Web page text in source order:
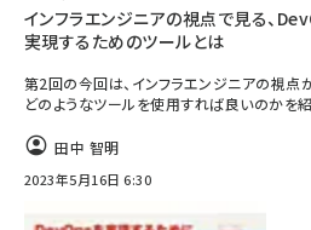
インフラエンジニアの視点で見る、
実現するためのツールとは
第2回の今回は、インフラエンジニアの視点
どのようなツールを使用すれば良いのかを紹
田中 智明
2023年5月16日 6:30